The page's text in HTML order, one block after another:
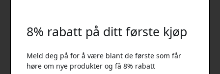
8% rabatt på ditt første kjøp
Meld deg på for å være blant de første som får
høre om nye produkter og få 8% rabatt
Bruk denne koden i kassen for å få 8% rabatt.